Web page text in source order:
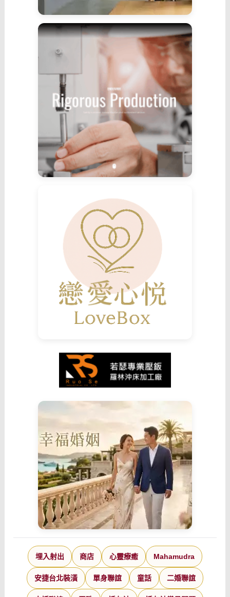
埋入射出 商店 心靈療癒 Mahamudra
安捷台北裝潢 單身聯誼 童話 二婚聯誼